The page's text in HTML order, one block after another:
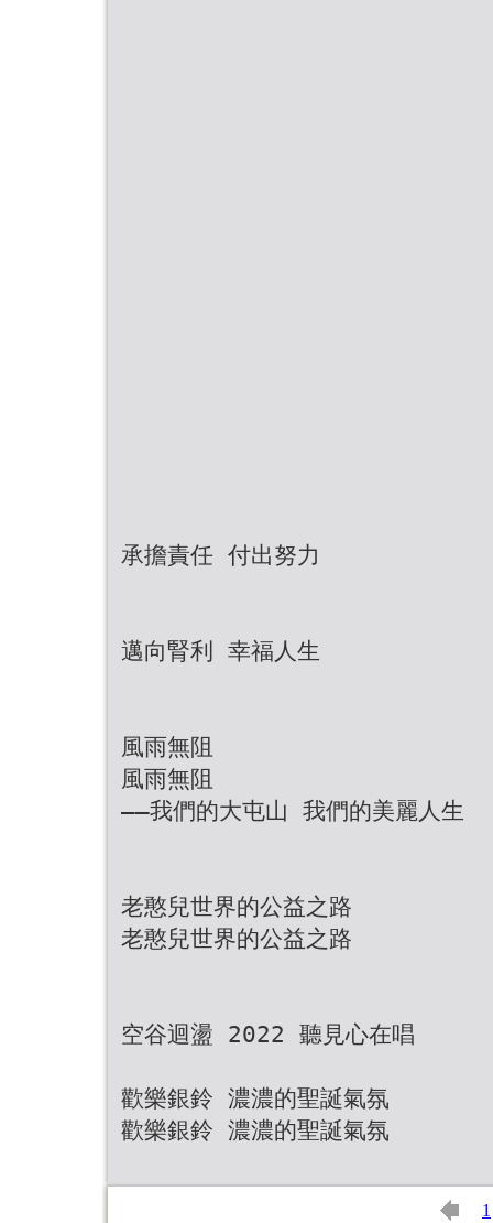
承擔責任 付出努力
邁向腎利 幸福人生
風雨無阻
風雨無阻
——我們的大屯山 我們的美麗人生
老憨兒世界的公益之路
老憨兒世界的公益之路
空谷迴盪 2022 聽見心在唱
歡樂銀鈴 濃濃的聖誕氣氛
歡樂銀鈴 濃濃的聖誕氣氛
1